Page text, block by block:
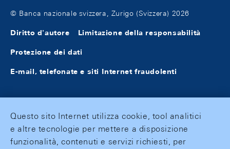
© Banca nazionale svizzera, Zurigo (Svizzera) 2026
Diritto d'autore Limitazione della responsabilità
Protezione dei dati
E-mail, telefonate e siti Internet fraudolenti
Questo sito Internet utilizza cookie, tool analitici
e altre tecnologie per mettere a disposizione
funzionalità, contenuti e servizi richiesti, per